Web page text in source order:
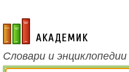
academic.ru
Словари и